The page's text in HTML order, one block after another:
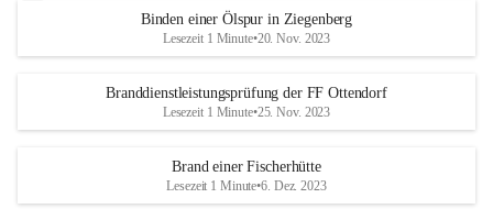
Binden einer Ölspur in Ziegenberg
Lesezeit 1 Minute•20. Nov. 2023
Branddienstleistungsprüfung der FF Ottendorf
Lesezeit 1 Minute•25. Nov. 2023
Brand einer Fischerhütte
Lesezeit 1 Minute•6. Dez. 2023